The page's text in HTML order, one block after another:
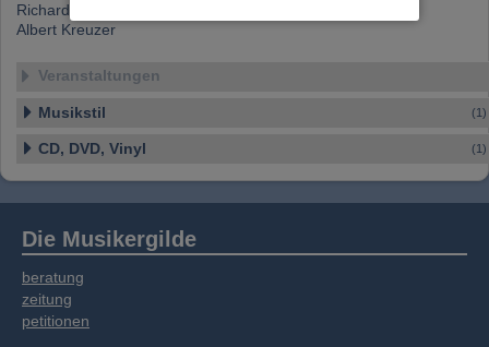
soziale Medien, Werbung und Analysen
Informationen möglicherweise mit weiteren
Richard Filz
Albert Kreuzer
Veranstaltungen
Musikstil (1)
CD, DVD, Vinyl (1)
Die Musikergilde
beratung
zeitung
petitionen